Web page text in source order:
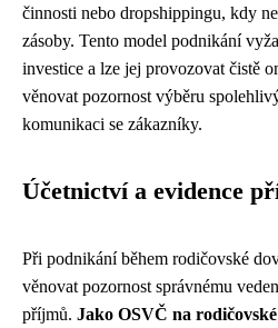
činnosti nebo dropshippingu, kdy
zásoby. Tento model podnikání
investice a lze jej provozovat čistě
věnovat pozornost výběru
komunikaci se zákazníky.
Účetnictví a evidence
Při podnikání během rodičovské
věnovat pozornost správnému
příjmů. Jako OSVČ na